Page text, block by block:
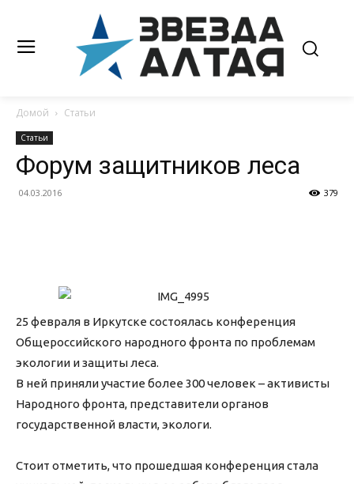
Домой Статьи
Статьи
Форум защитников леса
04.03.2016 379
25 февраля в Иркутске состоялась конференция
Общероссийского народного фронта по проблемам
экологии и защиты леса.
В ней приняли участие более 300 человек – активисты
Народного фронта, представители органов
государственной власти, экологи.
Стоит отметить, что прошедшая конференция стала